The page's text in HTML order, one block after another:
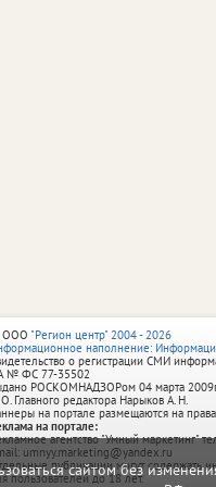
сайтом без
"Регион центр" 2004 - 2026
наполнение:
о регистрации СМИ
№ ФС 77‑35502
РОСКОМНАДЗОРом 04 марта
Главного редактора Нарыков А. Н.
на портале размещаются на
на портале:
агентство "Умный маркетинг"
umnyy.marketing@yandex.ru
публикации могут содержать
пользователей до 18 лет.